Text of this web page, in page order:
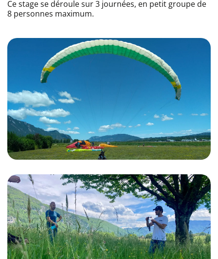
Ce stage se déroule sur 3 journées, en petit groupe de
8 personnes maximum.